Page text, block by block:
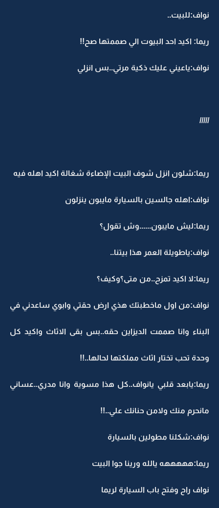
نواف:للبيت..
ريما: اكيد احد البيوت الي صممتها صح!!
نواف:ياعيني عليك ذكية مرتي..بس انزلي
/////
ريما:شلون انزل شوف البيت الإضاءة شغالة اكيد اهله فيه
نواف:اهله جالسين بالسيارة مايبون ينزلون
ريما:ليش مايبون......وش تقول؟
نواف:ياطويلة العمر هذا بيتنا..
ريما:لا اكيد تمزح..من متى؟وكيف؟
نواف:من اول ماخطبتك هذي ارض حقتي وابوي ساعدني في
البناء وانا صممت الديزاين حقه..بس بقى الاثاث واكيد كل
وحدة تحب تختار اثاث مملكتها لحالها..!!
ريما:يابعد قلبي يانواف..كل هذا مسوية وانا مدري..عساني
مانحرم منك ولامن حنانك علي..!!
نواف:شكلنا مطولين بالسيارة
ريما:هههههه يالله ورينا جوا البيت
نواف راح وفتح باب السيارة لريما